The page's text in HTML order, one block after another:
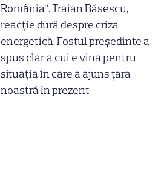
România”. Traian Băsescu,
reacție dură despre criza
energetică. Fostul președinte a
spus clar a cui e vina pentru
situația în care a ajuns țara
noastră în prezent